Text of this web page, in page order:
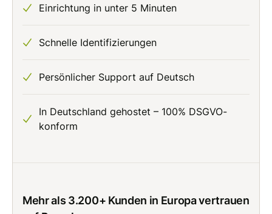
Einrichtung in unter 5 Minuten
Schnelle Identifizierungen
Persönlicher Support auf Deutsch
In Deutschland gehostet – 100% DSGVO-
konform
Mehr als 3.200+ Kunden in Europa vertrauen